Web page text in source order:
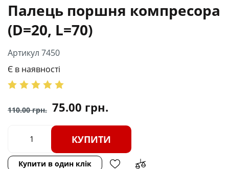
Палець поршня компресора
(D=20, L=70)
Артикул 7450
Є в наявності
110.00грн. 75.00 грн.
КУПИТИ
Купити в один клік